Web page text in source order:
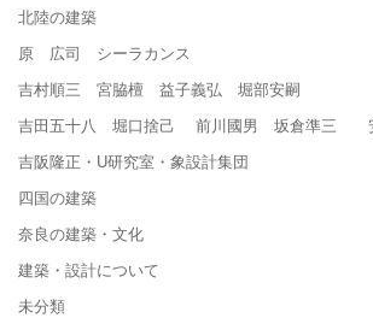
北陸の建築
原 広司 シーラカンス
吉村順三 宮脇檀 益子義弘 堀部安嗣
吉田五十八 堀口捨己 前川國男 坂倉準三 安
吉阪隆正・U研究室・象設計集団
四国の建築
奈良の建築・文化
建築・設計について
未分類